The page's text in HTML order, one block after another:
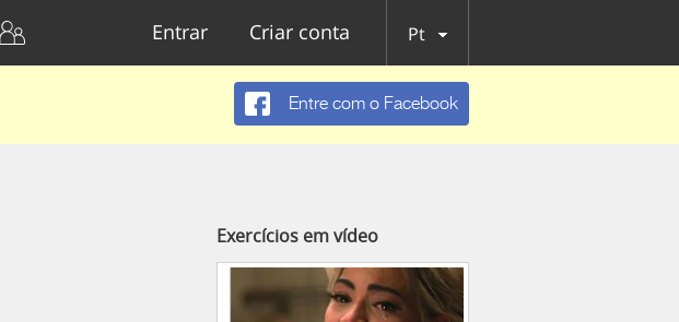
Entrar Criar conta Pt
Entre com o Facebook
Exercícios em vídeo